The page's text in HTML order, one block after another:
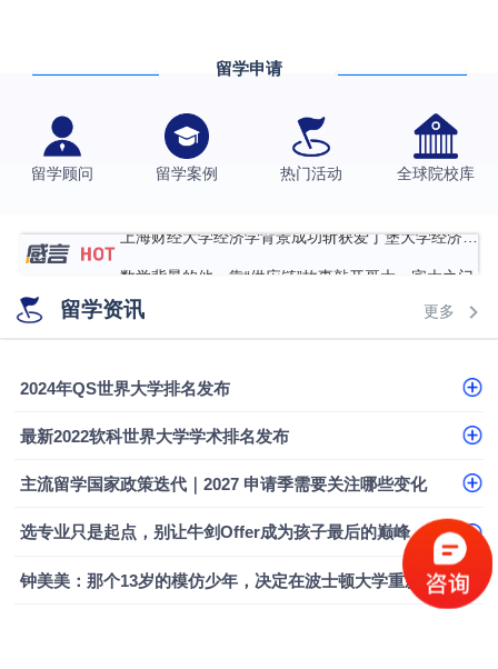
留学申请
留学顾问 留学案例 热门活动 全球院校库
香港理工大学王牌专业录取案例
格拉斯哥大学国际商务硕士录取案例
伯明翰大学数字媒体与创意产业硕士录取案例
Offer
上海财经大学经济学背景成功斩获爱丁堡大学经济学
硕士录取
数学背景的他，靠“供应链”故事敲开哥大、宾大之门
专科逆袭伦敦大学学院UCL录取案例解析
从上海财大2+2到谢菲尔德：低均分逆袭QS百强金
融会计硕士实录
​恭喜Z同学荣获剑桥大学录取
留学资讯 更多
2024年QS世界大学排名发布
最新2022软科世界大学学术排名发布
主流留学国家政策迭代｜2027 申请季需要关注哪些变化
选专业只是起点，别让牛剑Offer成为孩子最后的巅峰
钟美美：那个13岁的模仿少年，决定在波士顿大学重新定义自己